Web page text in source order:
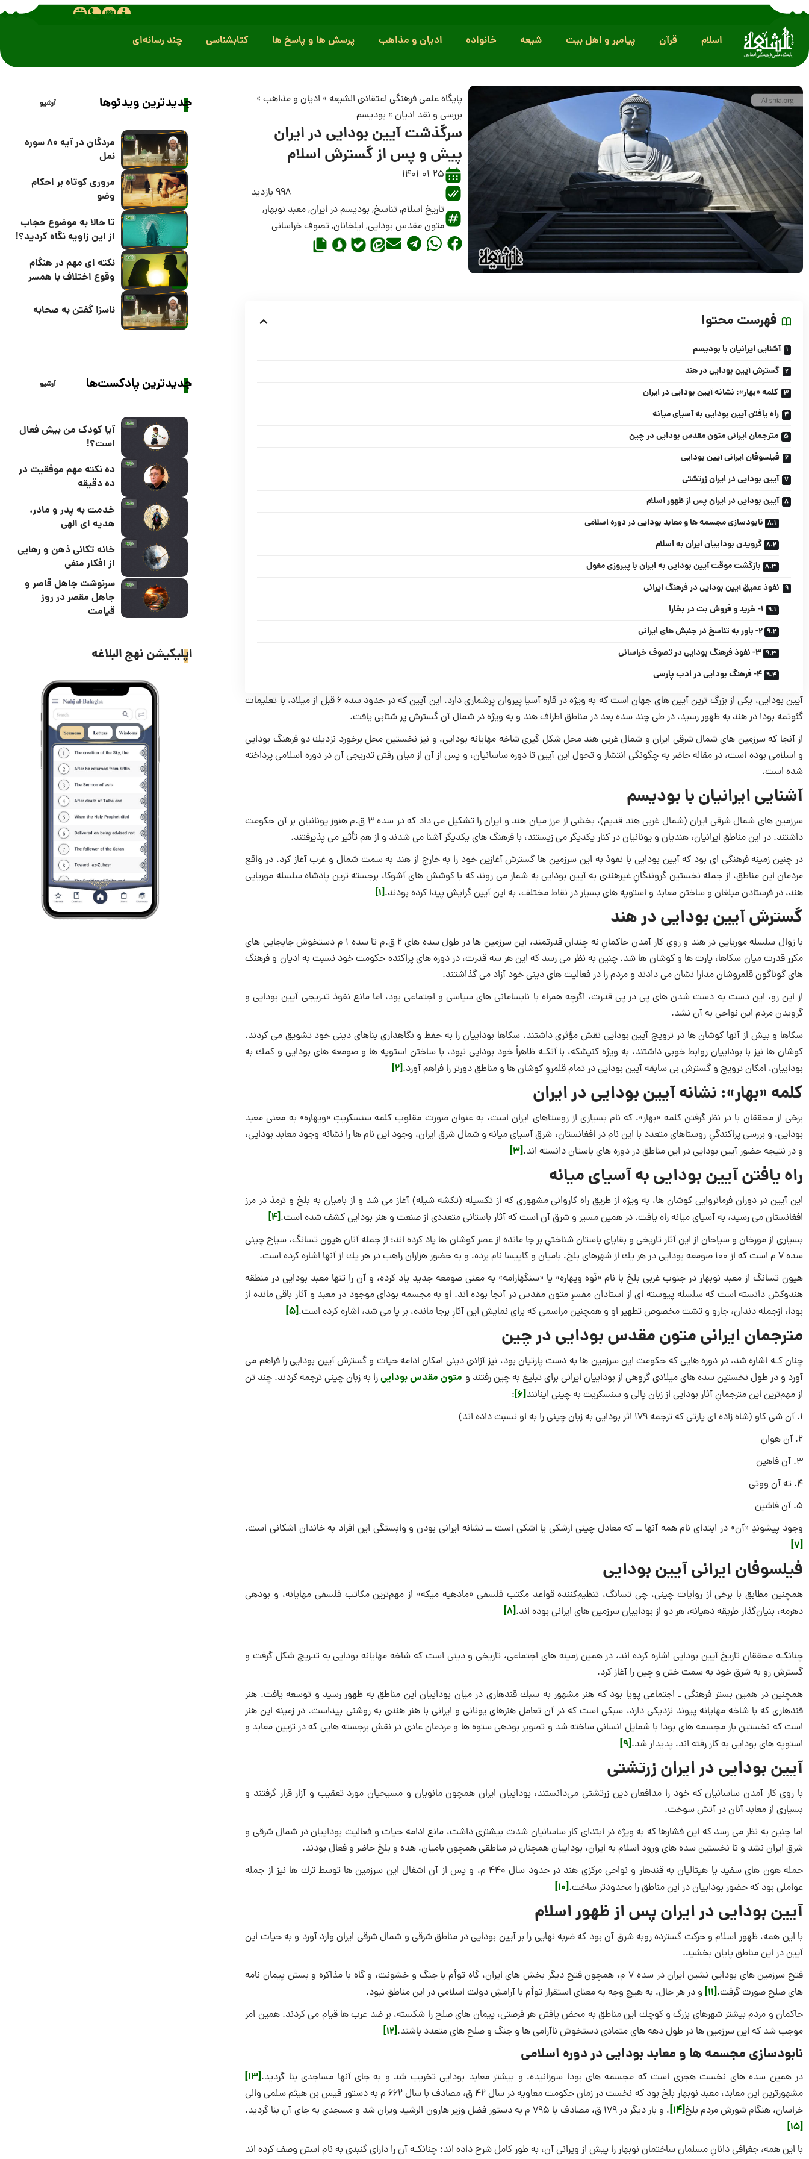
اسلام قرآن پیامبر و اهل بیت شیعه خانواده ادیان و مذاهب پرسش ها و پاسخ ها کتابشناسی چند رسانه‌ای
پایگاه علمی فرهنگی اعتقادی الشیعه » ادیان و مذاهب »
بررسی و نقد ادیان » بودیسم
سرگذشت آیین بودایی در ایران
پیش و پس از گسترش اسلام
1401-01-25
998 بازدید
تاریخ اسلام,تناسخ, بودیسم در ایران,معبد نوبهار,
متون مقدس بودایی, ایلخانان,تصوف خراسانی
فهرست محتوا
آشنایی ایرانیان با بودیسم
گسترش آیین بودایی در هند
کلمه «بهار»: نشانه آیین بودایی در ایران
راه یافتن آیین بودایی به آسیای میانه
مترجمان ایرانی متون مقدس بودایی در چین
فیلسوفان ایرانی آیین بودایی
آیین بودایی در ایران زرتشتی
آیین بودایی در ایران پس از ظهور اسلام
نابودسازی مجسمه ها و معابد بودایی در دوره اسلامی
گرویدن بوداییان ایران به اسلام
بازگشت موقت آیین بودایی به ایران با پیروزی مغول
نفوذ عمیق آیین بودایی در فرهنگ ایرانی
1- خرید و فروش بت در بخارا
2- باور به تناسخ در جنبش های ایرانی
3- نفوذ فرهنگ بودایی در تصوف خراسانی
4- فرهنگ بودایی در ادب پارسی
آیین بودایی، یكی از بزرگ ترین آیین های جهان است كه به ویژه در قاره آسیا پیروان پرشماری دارد. این آیین كه در حدود سده ۶ قبل از میلاد، با تعلیمات
گئوتمه بودا در هند به ظهور رسید، در طی چند سده بعد در مناطق اطراف هند و به ویژه در شمال آن گسترش پر شتابی یافت.
از آنجا كه سرزمین های شمال شرقی ایران و شمال غربی هند محل شكل گیری شاخه مهایانه بودایی، و نیز نخستین محل برخورد نزدیك دو فرهنگ بودایی
و اسلامی‌ بوده است، در مقاله حاضر به چگونگی انتشار و تحول این آیین تا دوره ساسانیان، و پس از آن از میان رفتن تدریجی آن در دوره اسلامی‌ پرداخته
شده است.
آشنایی ایرانیان با بودیسم
سرزمین های شمال شرقی ایران (شمال غربی هند قدیم)، بخشی از مرز میان هند و ایران را تشكیل می داد كه در سده ۳ ق.‌م هنوز یونانیان بر آن حكومت
داشتند. در این مناطق ایرانیان، هندیان و یونانیان در كنار یكدیگر می زیستند، با فرهنگ های یكدیگر آشنا می شدند و از هم تأثیر می پذیرفتند.
در چنین زمینه فرهنگی ای بود كه آیین بودایی با نفوذ به این سرزمین ها گسترش آغازین خود را به خارج از هند به سمت شمال و غرب آغاز كرد. در واقع
مردمان این مناطق، از جمله نخستین گروندگانِ غیرهندی به آیین بودایی به شمار می روند كه با كوشش های آشوكا، برجسته ترین پادشاه سلسله موریایی
هند، در فرستادن مبلغان و ساختن معابد و استوپه های بسیار در نقاط مختلف، به این آیین گرایش پیدا كرده بودند.[1]
گسترش آیین بودایی در هند
با زوال سلسله موریایی در هند و روی كار آمدن حاكمانِ نه چندان قدرتمند، این سرزمین ها در طول سده های ۲ ق‌.م تا سده ۱ م دستخوش جابجایی های
مكرر قدرت میان سكاها، پارت ها و كوشان ها شد. چنین به نظر می رسد كه این هر سه قدرت، در دوره های پراكنده حكومت خود نسبت به ادیان و فرهنگ
های گوناگون قلمروشان مدارا نشان می دادند و مردم را در فعالیت های دینی خود آزاد می گذاشتند.
از این رو، این دست به دست شدن های پی در پی قدرت، اگرچه همراه با نابسامانی های سیاسی و اجتماعی بود، اما مانع نفوذ تدریجی آیین بودایی و
گرویدن مردم این نواحی به آن نشد.
سكاها و بیش از آنها كوشان ها در ترویج آیین بودایی نقش مؤثری داشتند. سكاها بوداییان را به حفظ و نگاهداری بناهای دینی خود تشویق می كردند.
كوشان ها نیز با بوداییان روابط خوبی داشتند، به ویژه كنیشكه، با آنکـه ظاهراً خود بودایی نبود، با ساختن استوپه ها و صومعه های بودایی و كمك به
بوداییان، امكان ترویج و گسترش بی سابقه آیین بودایی در تمام قلمروِ كوشان ها و مناطق دورتر را فراهم آورد.[2]
کلمه «بهار»: نشانه آیین بودایی در ایران
برخی از محققان با در نظر گرفتن كلمه «بهار»، كه نام بسیاری از روستاهای ایران است، به عنوان صورت مقلوب كلمه سنسكریتِ «ویهاره» به معنی معبد
بودایی، و بررسی پراكندگیِ روستاهای متعدد با این نام در افغانستان، شرق آسیای میانه و شمال شرق ایران، وجود این نام ها را نشانه وجود معابد بودایی،
و در نتیجه حضور آیین بودایی در این مناطق در دوره های باستان دانسته اند.[3]
راه یافتن آیین بودایی به آسیای میانه
این آیین در دوران فرمانروایی كوشان ها، به ویژه از طریق راه كاروانی مشهوری كه از تكسیله (تكشه شیله) آغاز می شد و از بامیان به بلخ و ترمذ در مرز
افغانستان می رسید، به آسیای میانه راه یافت. در همین مسیر و شرق آن است كه آثار باستانی متعددی از صنعت و هنر بودایی كشف شده است.[4]
بسیاری از مورخان و سیاحان از این آثار تاریخی و بقایای باستان شناختیِ بر جا مانده از عصر كوشان ها یاد كرده اند؛ از جمله آنان هیون تسانگ، سیاح چینی
سده ۷ م است كه از ۱۰۰ صومعه بودایی در هر یك از شهرهای بلخ، بامیان و كاپیسا نام برده، و به حضور هزاران راهب در هر یك از آنها اشاره كرده است.
هیون تسانگ از معبد نوبهار در جنوب غربی بلخ با نام «نَوه ویهاره» یا «سنگهارامه» به معنی صومعه جدید یاد كرده، و آن را تنها معبد بودایی در منطقه
هندوكش دانسته است كه سلسله پیوسته ای از استادان مفسرِ متون مقدس در آنجا بوده اند. او به مجسمه بودای موجود در معبد و آثار باقی مانده از
بودا، ازجمله دندان، جارو و تشت مخصوص تطهیر او و همچنین مراسمی‌ كه برای نمایش این آثارِ برجا مانده، بر پا می شد، اشاره كرده است.[5]
مترجمان ایرانی متون مقدس بودایی در چین
چنان کـه اشاره شد، در دوره هایی كه حكومت این سرزمین ها به دست پارتیان بود، نیز آزادی دینی امكان ادامه حیات و گسترش آیین بودایی را فراهم می
آورد و در طول نخستین سده های میلادی گروهی از بوداییان ایرانی برای تبلیغ به چین رفتند و متون مقدس بوداییرا به زبان چینی ترجمه كردند. چند تن
از مهم‌ترین این مترجمانِ آثار بودایی از زبان پالی و سنسكریت به چینی اینانند[6]
:
1. آن شی كاو (شاه زاده ای پارتی كه ترجمه ۱۷۹ اثر بودایی به زبان چینی را به او نسبت داده اند)
2. آن هوان
3. آن فاهین
4. ته آن ووتی
5. آن فاشین
وجود پیشوندِ «آن» در ابتدای نام همه آنها ــ كه معادل چینی ارشكی یا اشكی است ــ نشانه ایرانی بودن و وابستگی این افراد به خاندان اشكانی است.
[7]
فیلسوفان ایرانی آیین بودایی
همچنین مطابق با برخی از روایات چینی، چی تسانگ، تنظیم‌كننده قواعد مكتب فلسفی «مادهیه میكه» از مهم‌ترین مكاتب فلسفی مهایانه، و بودهی
دهرمه، بنیان‌گذار طریقه دهیانه، هر دو از بوداییان سرزمین های ایرانی بوده‌ اند.[8]
چنانکـه محققان تاریخ آیین بودایی اشاره كرده اند، در همین زمینه های اجتماعی، تاریخی و دینی است كه شاخه مهایانه بودایی به تدریج شكل گرفت و
گسترش رو به شرق خود به سمت ختن و چین را آغاز كرد.
همچنین در همین بستر فرهنگی ـ اجتماعی پویا بود كه هنر مشهور به سبك قندهاری در میان بوداییان این مناطق به ظهور رسید و توسعه یافت. هنر
قندهاری كه با شاخه مهایانه پیوند نزدیكی دارد، سبكی است كه در آن تعامل هنرهای یونانی و ایرانی با هنر هندی به روشنی پیداست. در زمینه این هنر
است كه نخستین بار مجسمه های بودا با شمایل انسانی ساخته شد و تصویر بودهی ستوه ها و مردمان عادی در نقش برجسته هایی كه در تزیین معابد و
استوپه های بودایی به كار رفته اند، پدیدار شد.[9]
آیین بودایی در ایران زرتشتی
با روی كار آمدن ساسانیان كه خود را مدافعان دین زرتشتی می‌دانستند، بوداییان ایران همچون مانویان و مسیحیان مورد تعقیب و آزار قرار گرفتند و
بسیاری از معابد آنان در آتش سوخت.
اما چنین به نظر می رسد كه این فشارها كه به ویژه در ابتدای كار ساسانیان شدت بیشتری داشت، مانع ادامه حیات و فعالیت بوداییان در شمال شرقی و
شرق ایران نشد و تا نخستین سده های ورود اسلام به ایران، بوداییان همچنان در مناطقی همچون بامیان، هده و بلخ حاضر و فعال بودند.
حمله هون های سفید یا هپتالیان به قندهار و نواحی مركزی هند در حدود سال ۴۴۰ م، و پس از آن اشغال این سرزمین ها توسط ترك ها نیز از جمله
عواملی بود كه حضور بوداییان در این مناطق را محدودتر ساخت.[10]
آیین بودایی در ایران پس از ظهور اسلام
با این همه، ظهور اسلام و حركت گسترده روبه شرق آن بود كه ضربه نهایی را بر آیین بودایی در مناطق شرقی و شمال شرقی ایران وارد آورد و به حیات این
آیین در این مناطق پایان بخشید.
فتح سرزمین های بودایی نشین ایران در سده ۷ م، همچون فتح دیگر بخش های ایران، گاه توأم با جنگ و خشونت، و گاه با مذاكره و بستن پیمان نامه
های صلح صورت گرفت.[11]
و در هر حال، به هیچ وجه به معنای استقرار توأم با آرامشِ دولت اسلامی ‌در این مناطق نبود.
حاكمان و مردم بیشتر شهرهای بزرگ و كوچك این مناطق به محض یافتن هر فرصتی، پیمان های صلح را شكسته، بر ضد عرب ها قیام می كردند. همین امر
موجب شد كه این سرزمین ها در طول دهه های متمادی دستخوش ناآرامی ها و جنگ و صلح های متعدد باشند.[12]
نابودسازی مجسمه ها و معابد بودایی در دوره اسلامی
در همین سده های نخست هجری است كه مجسمه های بودا سوزانیده، و بیشتر معابد بودایی تخریب شد و به جای آنها مساجدی بنا گردید.[13]
مشهورترین این معابد، معبد نوبهار بلخ بود كه نخست در زمان حكومت معاویه در سال ۴۲ ق، مصادف با سال ۶۶۲ م به دستور قیس بن هیثم سلمی ‌والی
خراسان، هنگام شورش مردم بلخ[14] ، و بار دیگر در ۱۷۹ ق، مصادف با ۷۹۵ م به دستور فضل وزیر‌ هارون الرشید ویران شد و مسجدی به جای آن بنا گردید.
[15]
با این همه، جغرافی دانانِ مسلمان ساختمان نوبهار را پیش از ویرانی آن، به طور كامل شرح داده اند؛ چنانکـه آن را دارای گنبدی به نام استن وصف كرده اند
جدیدترین ویدئوها آرشیو
مردگان در آیه 80 سوره
نمل
مروری کوتاه بر احکام
وضو
تا حالا به موضوع حجاب
از این زاویه نگاه کردید؟!
نکته ای مهم در هنگام
وقوع اختلاف با همسر
ناسزا گفتن به صحابه
جدیدترین پادکست‌ها آرشیو
آیا کودک من بیش فعال
است؟!
ده نکته مهم موفقیت در
ده دقیقه
خدمت به پدر و مادر،
هدیه ای الهی
خانه تکانی ذهن و رهایی
از افکار منفی
سرنوشت جاهل قاصر و
جاهل مقصر در روز
قیامت
اپلیکیشن نهج البلاغه